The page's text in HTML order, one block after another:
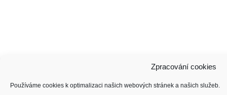
Zpracování cookies
Používáme cookies k optimalizaci našich webových stránek a našich služeb.